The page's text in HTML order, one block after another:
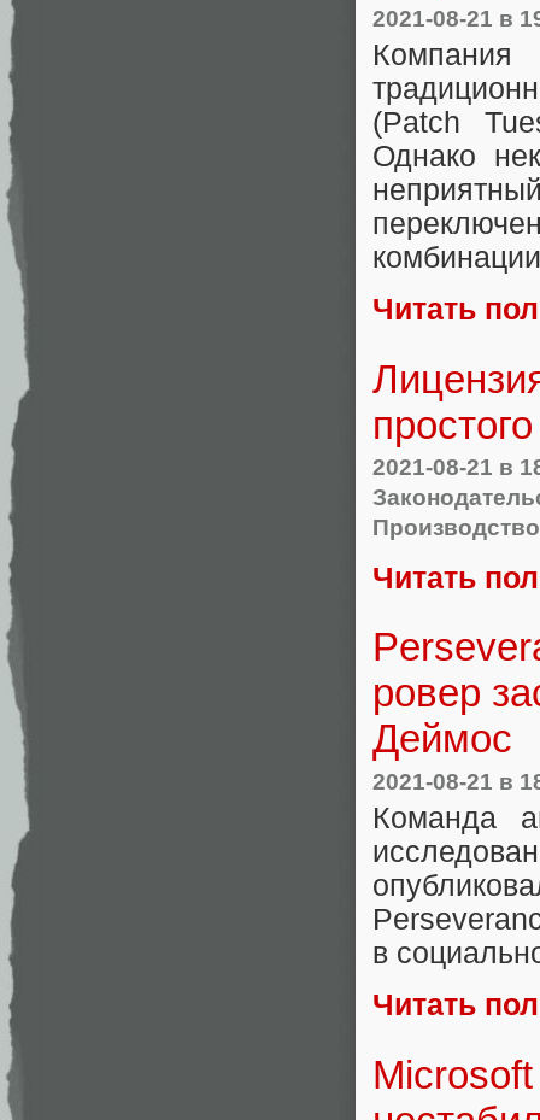
2021-08-21 в
(Patch
Однако
Читать
2021-08-21 в
Читать
ровер
Деймос
2021-08-21 в
Команда
в
Читать